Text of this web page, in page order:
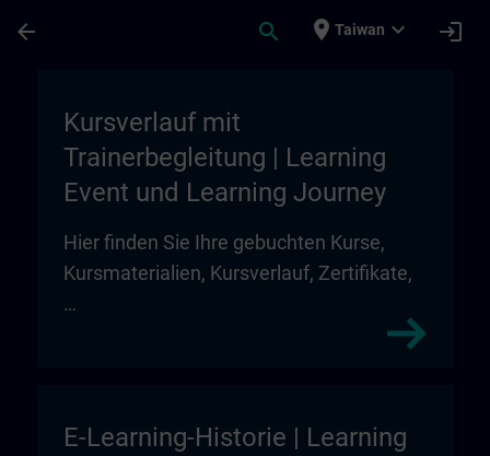
arrow_back search place Taiwan expand_more login
Kursverlauf mit
Trainerbegleitung | Learning
Event und Learning Journey
Hier finden Sie Ihre gebuchten Kurse,
Kursmaterialien, Kursverlauf, Zertifikate,
…
E-Learning-Historie | Learning